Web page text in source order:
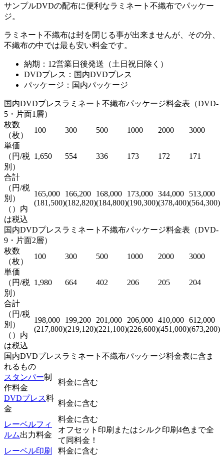
サンプルDVDの配布に便利なラミネート不織布でパッケー
ジ。
ラミネート不織布は封を閉じる事が出来ませんが、その分、
不織布の中では最も安い料金です。
納期：12営業日後発送（土日祝日除く）
DVDプレス：国内DVDプレス
パッケージ：国内パッケージ
国内DVDプレスラミネート不織布パッケージ料金表（DVD-
5・片面1層）
枚数
（枚）
100 300 500 1000 2000
3000
単価
（円/税
別）
1,650 554 336 173 172 171
合計
（円/税
別）
（）内
は税込
165,000
(181,500)
166,200
(182,820)
168,000
(184,800)
173,000
(190,300)
344,000
(378,400)
513,000
(564,300)
国内DVDプレスラミネート不織布パッケージ料金表（DVD-
9・片面2層）
枚数
（枚）
100 300 500 1000 2000
3000
単価
（円/税
別）
1,980 664 402 206 205 204
合計
（円/税
別）
（）内
は税込
198,000
(217,800)
199,200
(219,120)
201,000
(221,100)
206,000
(226,600)
410,000
(451,000)
612,000
(673,200)
国内DVDプレスラミネート不織布パッケージ料金表に含ま
れるもの
スタンパー制
作料金
料金に含む
DVDプレス料
金
料金に含む
レーベルフィ
ルム出力料金
料金に含む
オフセット印刷またはシルク印刷4色まで全
て同料金！
レーベル印刷
料金に含む